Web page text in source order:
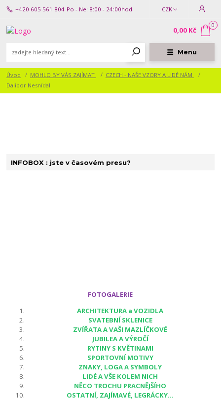
Menu
CZK
+420 605 561 804 Po - Ne: 8:00 - 24:00hod.
0
0,00 Kč
Úvod MOHLO BY VÁS ZAJÍMAT
CZECH - NAŠE VZORY A LIDÉ NÁM
Dalibor Nesnídal
INFOBOX : jste v časovém presu?
FOTOGALERIE
ARCHITEKTURA a VOZIDLA
SVATEBNÍ SKLENICE
ZVÍŘATA A VAŠI MAZLÍČKOVÉ
JUBILEA A VÝROČÍ
RYTINY S KVĚTINAMI
SPORTOVNÍ MOTIVY
ZNAKY, LOGA A SYMBOLY
LIDÉ A VŠE KOLEM NICH
NĚCO TROCHU PRACNĚJŠÍHO
OSTATNÍ, ZAJÍMAVÉ, LEGRÁCKY...